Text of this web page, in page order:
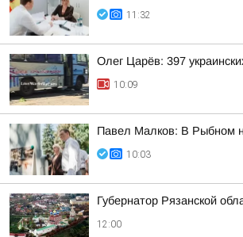
11:32
Олег Царёв: 397
10:09
Павел Малков: В Рыбном
10:03
Губернатор Рязанской
12:00